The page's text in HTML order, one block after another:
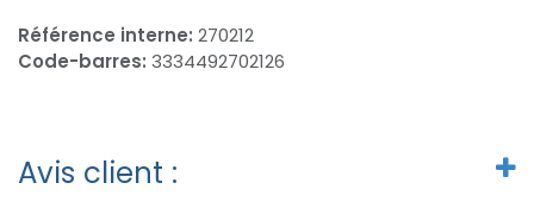
Référence interne: 270212
Code-barres: 3334492702126
Avis client :